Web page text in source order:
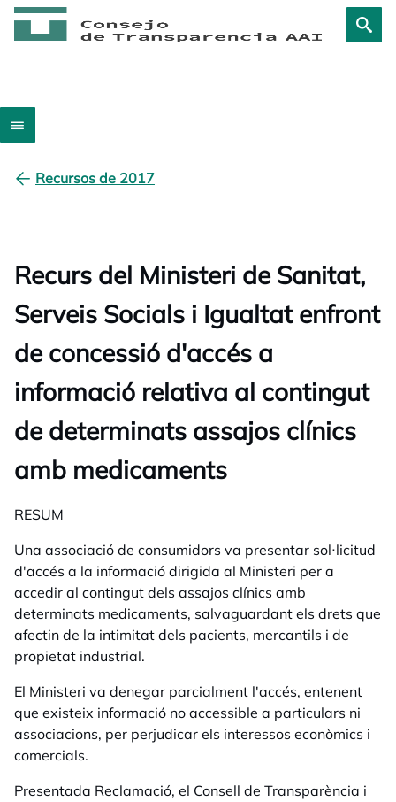
Recursos de 2017
Recurs del Ministeri de Sanitat,
Serveis Socials i Igualtat enfront
de concessió d'accés a
informació relativa al contingut
de determinats assajos clínics
amb medicaments
RESUM
Una associació de consumidors va presentar sol·licitud
d'accés a la informació dirigida al Ministeri per a
accedir al contingut dels assajos clínics amb
determinats medicaments, salvaguardant els drets que
afectin de la intimitat dels pacients, mercantils i de
propietat industrial.
El Ministeri va denegar parcialment l'accés, entenent
que existeix informació no accessible a particulars ni
associacions, per perjudicar els interessos econòmics i
comercials.
Presentada Reclamació, el Consell de Transparència i